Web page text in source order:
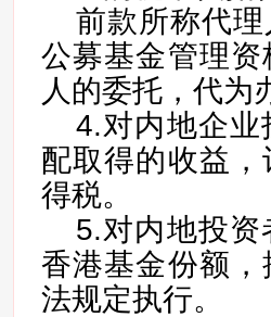
前款所称代
公募基金管理
人的委托，代为
4.对内地企业
配取得的收益
得税。
5.对内地投
香港基金份额
法规定执行。